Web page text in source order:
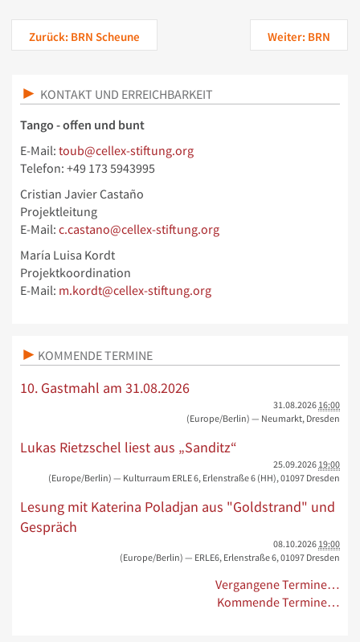
Zurück: BRN Scheune Weiter: BRN
KONTAKT UND ERREICHBARKEIT
Tango - offen und bunt
E-Mail: toub@cellex-stiftung.org
Telefon: +49 173 5943995
Cristian Javier Castaño
Projektleitung
E-Mail: c.castano@cellex-stiftung.org
María Luisa Kordt
Projektkoordination
E-Mail: m.kordt@cellex-stiftung.org
KOMMENDE TERMINE
10. Gastmahl am 31.08.2026
31.08.2026 16:00
(Europe/Berlin) — Neumarkt, Dresden
Lukas Rietzschel liest aus „Sanditz“
25.09.2026 19:00
(Europe/Berlin) — Kulturraum ERLE 6, Erlenstraße 6 (HH), 01097 Dresden
Lesung mit Katerina Poladjan aus "Goldstrand" und
Gespräch
08.10.2026 19:00
(Europe/Berlin) — ERLE6, Erlenstraße 6, 01097 Dresden
Vergangene Termine…
Kommende Termine…